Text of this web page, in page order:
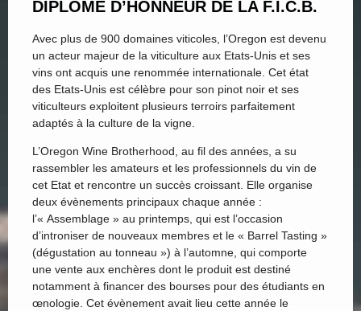
DIPLÔME D’HONNEUR DE LA F.I.C.B.
Avec plus de 900 domaines viticoles, l’Oregon est devenu
un acteur majeur de la viticulture aux Etats-Unis et ses
vins ont acquis une renommée internationale. Cet état
des Etats-Unis est célèbre pour son pinot noir et ses
viticulteurs exploitent plusieurs terroirs parfaitement
adaptés à la culture de la vigne.
L’Oregon Wine Brotherhood, au fil des années, a su
rassembler les amateurs et les professionnels du vin de
cet Etat et rencontre un succès croissant. Elle organise
deux évènements principaux chaque année :
l’« Assemblage » au printemps, qui est l’occasion
d’introniser de nouveaux membres et le « Barrel Tasting »
(dégustation au tonneau ») à l’automne, qui comporte
une vente aux enchères dont le produit est destiné
notamment à financer des bourses pour des étudiants en
œnologie. Cet évènement avait lieu cette année le